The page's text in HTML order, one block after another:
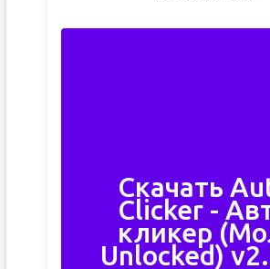
Скачать
Clicker -
кликер
Unlocked)